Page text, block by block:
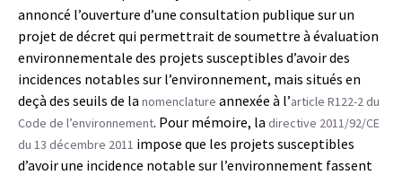
annoncé l’ouverture d’une consultation publique sur un
projet de décret qui permettrait de soumettre à évaluation
environnementale des projets susceptibles d’avoir des
incidences notables sur l’environnement, mais situés en
deçà des seuils de la nomenclature annexée à l’article R122-2 du
Code de l’environnement. Pour mémoire, la directive 2011/92/CE
du 13 décembre 2011 impose que les projets susceptibles
d’avoir une incidence notable sur l’environnement fassent